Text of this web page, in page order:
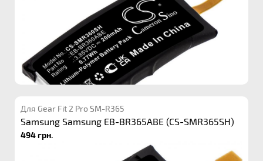
Для Gear Fit 2 Pro SM-R365
Samsung Samsung EB-BR365ABE (CS-SMR365SH)
494 грн.